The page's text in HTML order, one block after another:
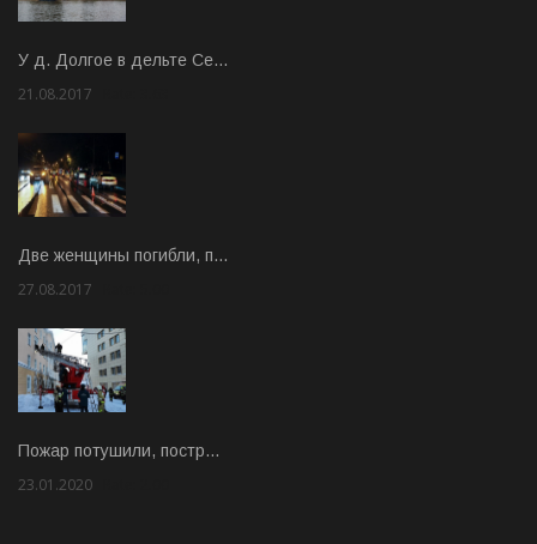
У д. Долгое в дельте Се…
21.08.2017
Две женщины погибли, п…
27.08.2017
Пожар потушили, постр…
23.01.2020